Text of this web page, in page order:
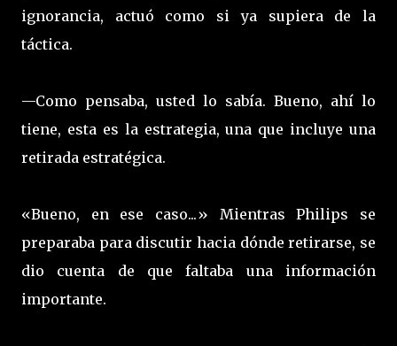
ignorancia, actuó como si ya supiera de la
táctica.
—Como pensaba, usted lo sabía. Bueno, ahí lo
tiene, esta es la estrategia, una que incluye una
retirada estratégica.
«Bueno, en ese caso...» Mientras Philips se
preparaba para discutir hacia dónde retirarse, se
dio cuenta de que faltaba una información
importante.